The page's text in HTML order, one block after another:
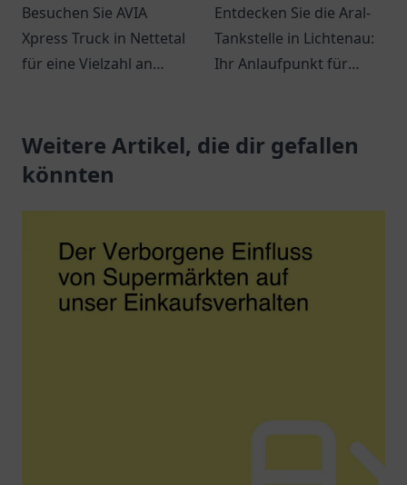
Besuchen Sie AVIA
Xpress Truck in Nettetal
für eine Vielzahl an
Ambiente. Ideal für
Reisende und Pendler.
Entdecken Sie die Aral-
Tankstelle in Lichtenau:
Ihr Anlaufpunkt für
Verschnaufpausen auf
Weitere Artikel, die dir gefallen
könnten